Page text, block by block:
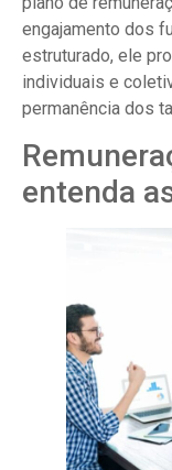
engajamento dos
estruturado, ele
individuais e
permanência dos
entenda